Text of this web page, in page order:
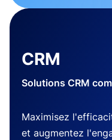
CRM
Solutions CRM
Maximisez
et augmentez